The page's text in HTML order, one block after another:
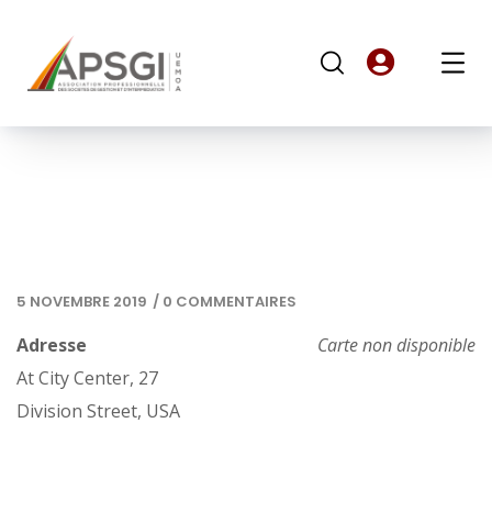
5 NOVEMBRE 2019 / 0 COMMENTAIRES
Carte non disponible
Adresse
At City Center, 27
Division Street, USA